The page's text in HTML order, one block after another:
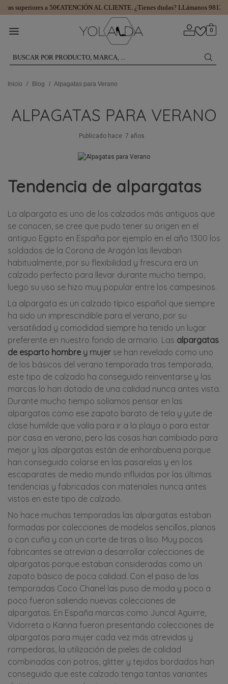
superiores a 50€ATENCIÓN AL CLIENTE.¿Tienes dudas? LLámanos
0
Inicio / Blog / Alpagatas para Verano
ALPAGATAS PARA VERANO
Publicado hace 7 años
Tendencia de alpargatas
La alpargata es uno de los calzados más antiguos que
se conocen, se cree que pudo tener su origen en el
antiguo Egipto en España por ejemplo en el año 1300 los
soldados de la Corona de Aragón las llevaban
habitualmente, por su flexibilidad y frescura era un
calzado perfecto para llevar durante mucho tiempo,
luego su uso se hizo muy popular entre los campesinos.
La alpargata es un calzado típico español que siempre
ha sido un imprescindible para el verano, por su
versatilidad y comodidad siempre ha tenido un lugar
preferente en nuestro fondo de armario. Las alpargatas
de esparto hombre y mujer se han revelado como uno
de los básicos del verano temporada tras temporada,
este tipo de calzado ha conseguido reinventarse y las
marcas lo han dotado de una calidad nunca antes vista.
Durante mucho tiempo solíamos pensar en las
alpargatas como ese zapato barato de tela y yute de
clase humilde que valía para ir a la playa o para estar
por casa en verano, pero las cosas han cambiado para
mejor y las alpargatas están de enhorabuena porque
han conseguido colarse en las pasarelas y en los
escaparates de medio mundo influidas por las últimas
tendencias y fabricadas con materiales nunca antes
vistos en este tipo de calzado.
No hace muchas temporadas las alpargatas estaban
formadas por colecciones de modelos sencillos, planos
o con cuña y con un corte de tiras o liso. Muy pocos
fabricantes se atrevían a desarrollar colecciones de
alpargatas porque estaban consideradas como un
zapato básico de poca calidad. Con el paso de las
temporadas Coco Chanel las puso de moda y poco a
poco fueron saliendo nuevas colecciones de
alpargatas. En España marcas como Juncal Aguirre,
Vidorreta o Kanna fueron presentando colecciones de
alpargatas para mujer cada vez más atrevidas y
rompedoras, la utilización de pieles de calidad
combinadas con potros, glitter y tejidos bordados han
conseguido que este calzado tenga tantas variantes